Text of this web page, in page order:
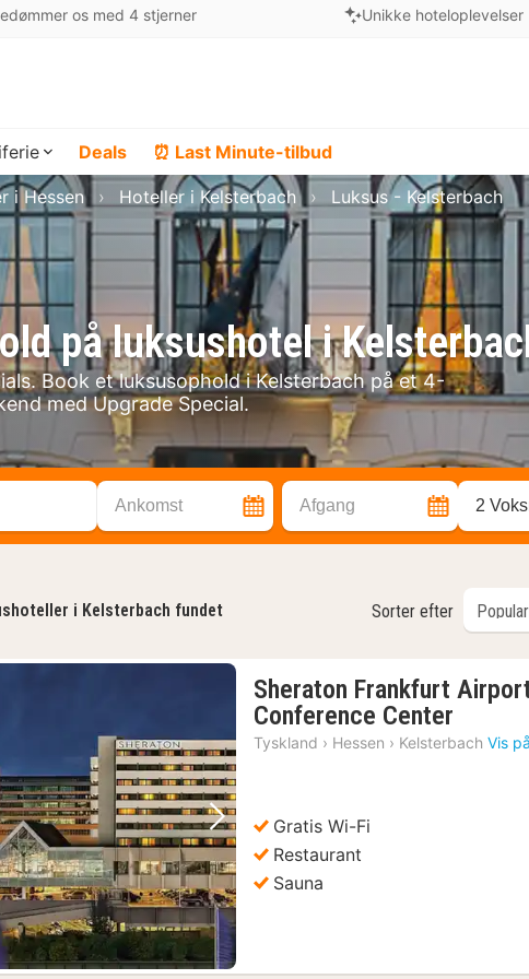
os med 4 stjerner Unikke hoteloplevelser
Deals ⏰ Last Minute-tilbud
på luksushotel i
Book et luksusophold i Kelsterbach på et 4-
med Upgrade Special.
i Hessen Hoteller i Kelsterbach Luksus - Kelsterbach
Ankomst Afgang 2
i Kelsterbach fundet Sorter efter
billede Næste billede
Sheraton Frankfurt
Conference Center
nat
Tyskland › Hessen › Kelsterbach Vis
Gratis Wi-Fi
Restaurant
Sauna